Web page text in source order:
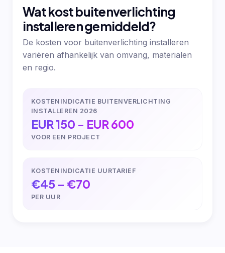
Wat kost buitenverlichting
installeren gemiddeld?
De kosten voor buitenverlichting installeren
variëren afhankelijk van omvang, materialen
en regio.
KOSTENINDICATIE BUITENVERLICHTING
INSTALLEREN 2026
EUR 150 - EUR 600
VOOR EEN PROJECT
KOSTENINDICATIE UURTARIEF
€45 – €70
PER UUR